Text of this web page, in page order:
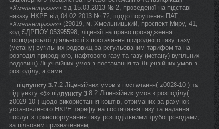
«Хмельницькгаз» від 15.03.2013 № 2, проведеної на підставі
наказу НКРЕ від 04.02.2013 № 72, щодо порушення ПАТ
«Хмельницькгаз» (29019, м. Хмельницький, проспект Миру, 41,
код ЄДРПОУ 05395598, ліцензії на право провадження
господарської діяльності з постачання природного газу, газу
(метану) вугільних родовищ за регульованим тарифом та на
розподіл природного, нафтового газу та газу (метану) вугільних
родовищ) Ліцензійних умов з постачання та Ліцензійних умов з
розподілу, а саме:
підпункту 3.7.2 Ліцензійних умов з постачання( z0028-10 ) та
підпункту «б» підпункту 3.8.2 Ліцензійних умов з розподілу(
z0029-10 ) щодо використання коштів, отриманих за рахунок
установленого НКРЕ тарифу на постачання газу та надання
послуг з транспортування газу розподільними трубопроводами,
за цільовим призначенням;